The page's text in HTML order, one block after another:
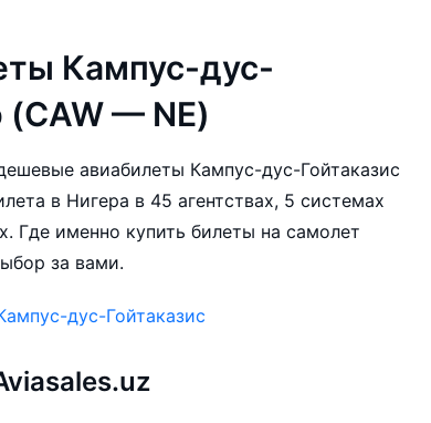
Кампус-дус-
(CAW — NE)
авиабилеты Кампус-дус-Гойтаказис
в Нигера в 45 агентствах, 5 системах
Где именно купить билеты на самолет
за вами.
дус-Гойтаказис